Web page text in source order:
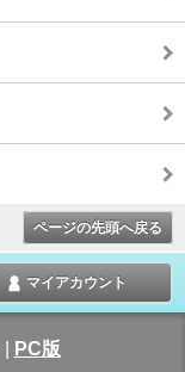
ページの先頭へ戻る
マイアカウント
PC版